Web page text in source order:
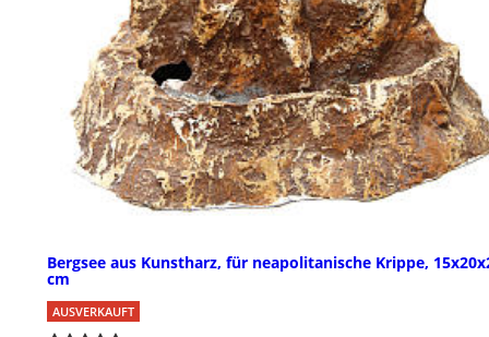
Bergsee aus Kunstharz, für neapolitanische Krippe,
cm
AUSVERKAUFT